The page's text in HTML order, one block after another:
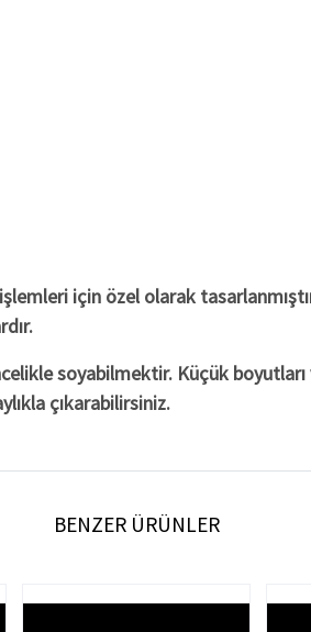
için özel olarak
soyabilmektir. Küçük
çıkarabilirsiniz.
BENZER ÜRÜNLER